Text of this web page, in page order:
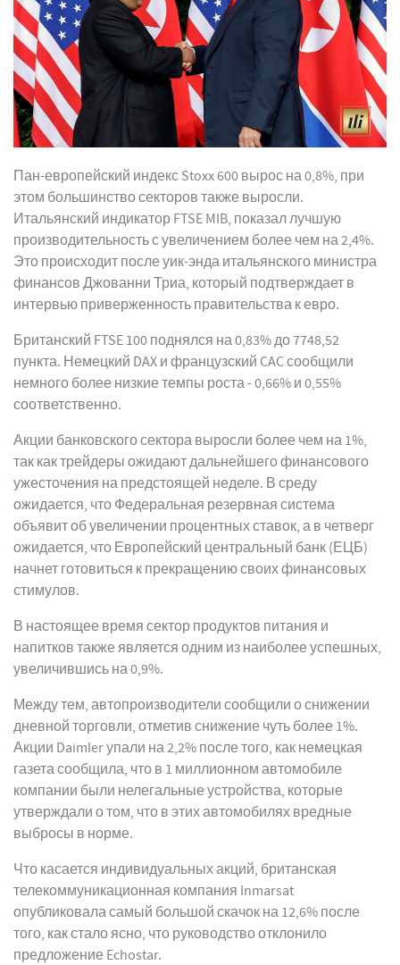
Пан-европейский индекс Stoxx 600 вырос на 0,8%, при
этом большинство секторов также выросли.
Итальянский индикатор FTSE MIB, показал лучшую
производительность с увеличением более чем на 2,4%.
Это происходит после уик-энда итальянского министра
финансов Джованни Триа, который подтверждает в
интервью приверженность правительства к евро.
Британский FTSE 100 поднялся на 0,83% до 7748,52
пункта. Немецкий DAX и французский CAC сообщили
немного более низкие темпы роста - 0,66% и 0,55%
соответственно.
Акции банковского сектора выросли более чем на 1%,
так как трейдеры ожидают дальнейшего финансового
ужесточения на предстоящей неделе. В среду
ожидается, что Федеральная резервная система
объявит об увеличении процентных ставок, а в четверг
ожидается, что Европейский центральный банк (ЕЦБ)
начнет готовиться к прекращению своих финансовых
стимулов.
В настоящее время сектор продуктов питания и
напитков также является одним из наиболее успешных,
увеличившись на 0,9%.
Между тем, автопроизводители сообщили о снижении
дневной торговли, отметив снижение чуть более 1%.
Акции Daimler упали на 2,2% после того, как немецкая
газета сообщила, что в 1 миллионном автомобиле
компании были нелегальные устройства, которые
утверждали о том, что в этих автомобилях вредные
выбросы в норме.
Что касается индивидуальных акций, британская
телекоммуникационная компания Inmarsat
опубликовала самый большой скачок на 12,6% после
того, как стало ясно, что руководство отклонило
предложение Echostar.